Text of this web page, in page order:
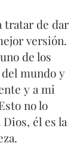
tratar de dar
versión.
de los
mundo y
y a mi
no lo
él es la